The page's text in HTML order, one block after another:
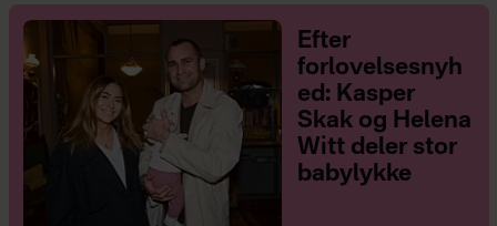
Efter
forlovelsesnyh
ed: Kasper
Skak og Helena
Witt deler stor
babylykke